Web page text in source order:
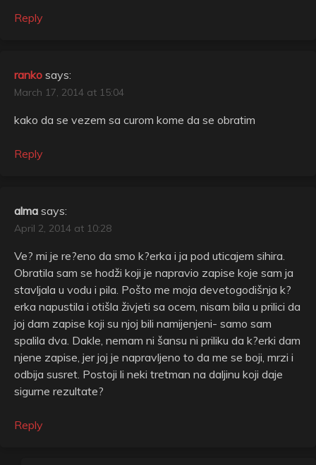
Reply
ranko says:
March 17, 2014 at 15:04
kako da se vezem sa curom kome da se obratim
Reply
alma says:
April 2, 2014 at 10:28
Ve? mi je re?eno da smo k?erka i ja pod uticajem sihira.
Obratila sam se hodži koji je napravio zapise koje sam ja
stavljala u vodu i pila. Pošto me moja devetogodišnja k?
erka napustila i otišla živjeti sa ocem, nisam bila u prilici da
joj dam zapise koji su njoj bili namijenjeni- samo sam
spalila dva. Dakle, nemam ni šansu ni priliku da k?erki dam
njene zapise, jer joj je napravljeno to da me se boji, mrzi i
odbija susret. Postoji li neki tretman na daljinu koji daje
sigurne rezultate?
Reply